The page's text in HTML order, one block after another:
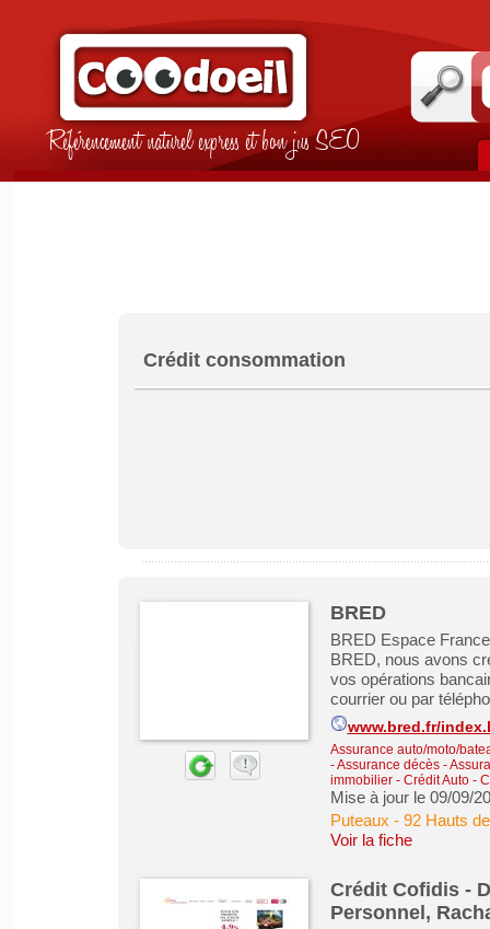
Référencement naturel express et bon jus SEO
Crédit consommation
BRED
BRED Espace
BRED, nous avons
vos opérations
courrier ou par
www.bred.fr/
Assurance auto/moto/
- Assurance décès-
immobilier- Crédit Auto-
Mise à jour le 09/09/
Puteaux - 92 Hauts
Voir la fiche
Crédit Cofidis -
Personnel,